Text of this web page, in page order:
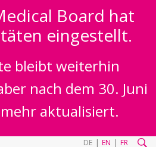
Board hat
eingestellt.
bleibt weiterhin
nach dem 30. Juni
aktualisiert.
DE | EN | FR